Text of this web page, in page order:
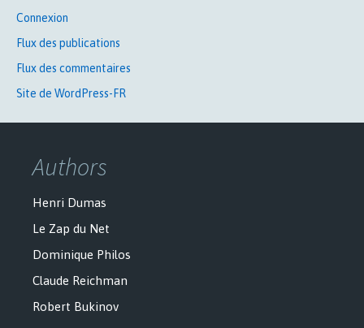
Connexion
Flux des publications
Flux des commentaires
Site de WordPress-FR
Authors
Henri Dumas
Le Zap du Net
Dominique Philos
Claude Reichman
Robert Bukinov